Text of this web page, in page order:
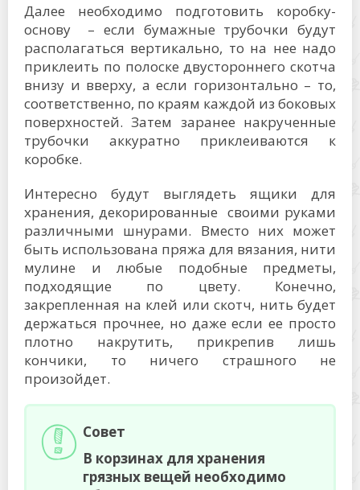
Далее необходимо подготовить коробку-
основу – если бумажные трубочки будут
располагаться вертикально, то на нее надо
приклеить по полоске двустороннего скотча
внизу и вверху, а если горизонтально – то,
соответственно, по краям каждой из боковых
поверхностей. Затем заранее накрученные
трубочки аккуратно приклеиваются к
коробке.
Интересно будут выглядеть ящики для
хранения, декорированные своими руками
различными шнурами. Вместо них может
быть использована пряжа для вязания, нити
мулине и любые подобные предметы,
подходящие по цвету. Конечно,
закрепленная на клей или скотч, нить будет
держаться прочнее, но даже если ее просто
плотно накрутить, прикрепив лишь
кончики, то ничего страшного не
произойдет.
Совет
В корзинах для хранения
грязных вещей необходимо